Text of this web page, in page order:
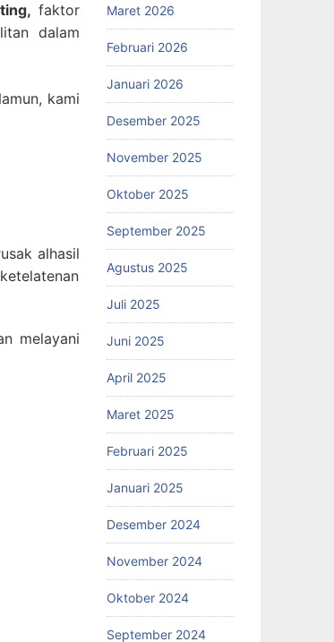
faktor
dalam
kami
alhasil
melayani
Maret 2026
Februari 2026
Januari 2026
Desember 2025
November 2025
Oktober 2025
September 2025
Agustus 2025
Juli 2025
Juni 2025
April 2025
Maret 2025
Februari 2025
Januari 2025
Desember 2024
November 2024
Oktober 2024
September 2024